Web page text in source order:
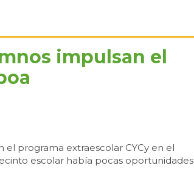
impulsan el
programa extraescolar CYCy en el
escolar había pocas oportunidades